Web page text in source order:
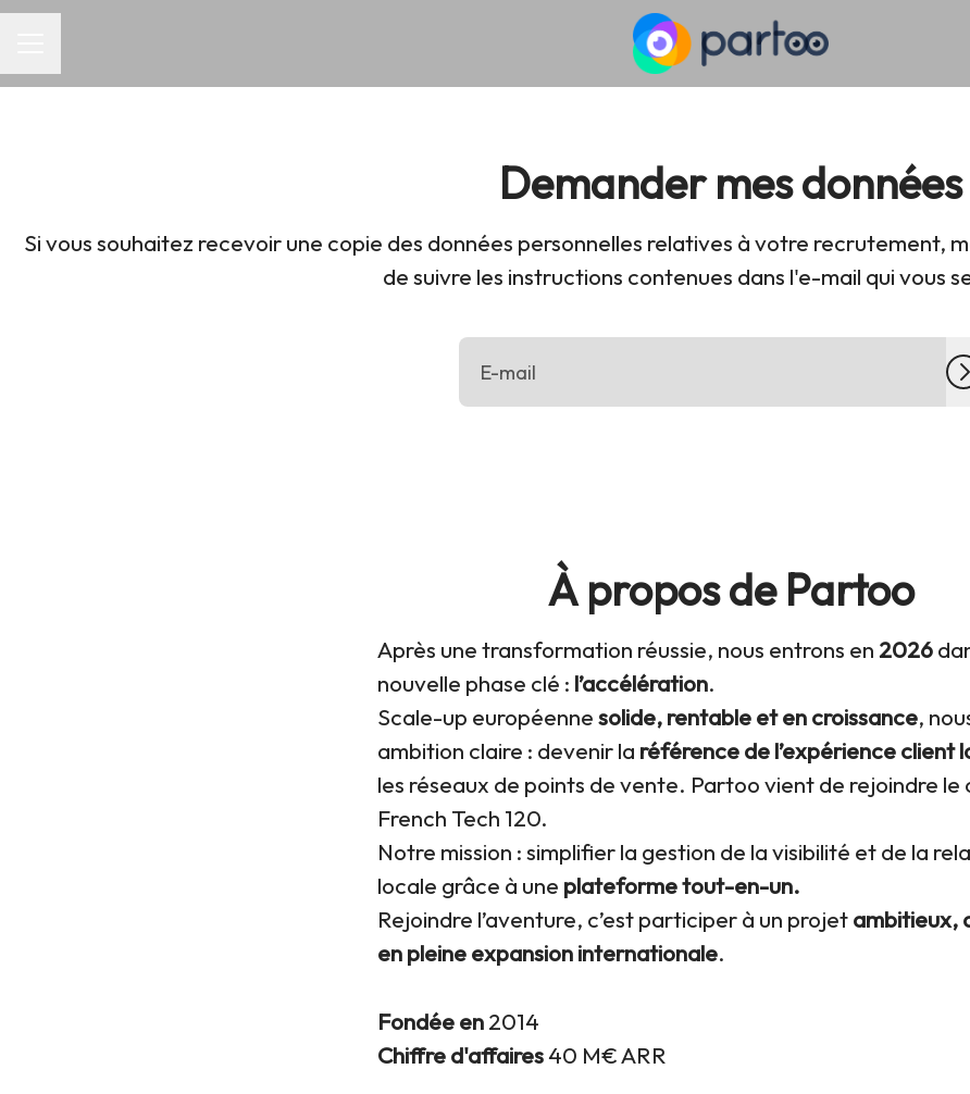
Demander mes données
Si vous souhaitez recevoir une copie des données personnelles relatives à votre recrutement,
de suivre les instructions contenues dans l'e-mail qui vous
À propos de Partoo
Après une transformation réussie, nous entrons en2026
nouvelle phase clé : l’accélération.
Scale-up européennesolide, rentable et en croissance,
ambition claire : devenir la référence de l’expérience client
les réseaux de points de vente. Partoo vient de rejoindre le
French Tech 120.
Notre mission : simplifier la gestion de la visibilité et de la
locale grâce à une plateforme tout-en-un.
Rejoindre l’aventure, c’est participer à un projetambitieux,
en pleine expansion internationale.
Fondée en2014
Chiffre d'affaires40 M€ ARR